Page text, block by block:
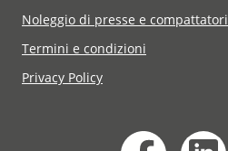
Noleggio di presse e compattatori
Termini e condizioni
Privacy Policy